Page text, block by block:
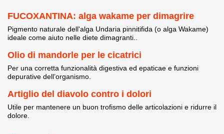
FUCOXANTINA: alga wakame per dimagrire
Pigmento naturale dell'alga Undaria pinnitifida (o alga Wakame)
ideale come aiuto nelle diete dimagranti..
Olio di mandorle per le cicatrici
Per una corretta funzionalità digestiva ed epaticae e funzioni
depurative dell’organismo.
Artiglio del diavolo contro i dolori
Utile per mantenere un buon trofismo delle articolazioni e ridurre il
dolore.